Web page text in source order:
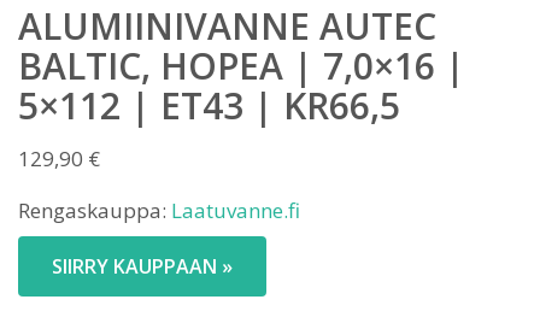
ALUMIINIVANNE AUTEC
BALTIC, HOPEA | 7,0×16 |
5×112 | ET43 | KR66,5
129,90 €
Rengaskauppa: Laatuvanne.fi
SIIRRY KAUPPAAN »